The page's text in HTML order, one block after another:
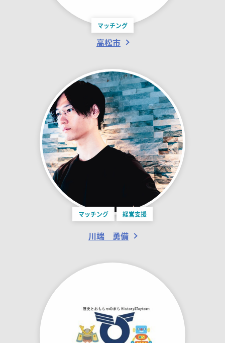
マッチング
高松市
マッチング 経営支援
川端 勇備